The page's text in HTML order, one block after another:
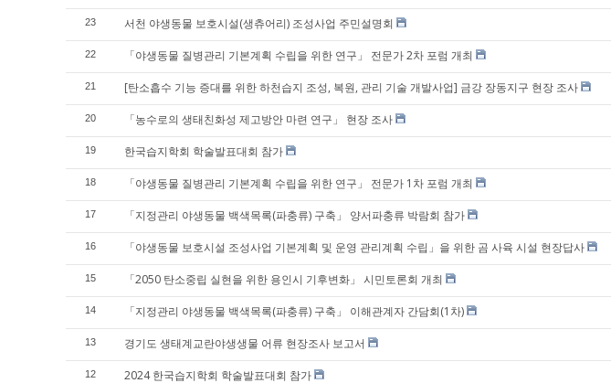
23 서천 야생동물 보호시설(생츄어리) 조성사업 주민설명회
22 「야생동물 질병관리 기본계획 수립을 위한 연구」 전문가 2차 포럼 개최
21 [탄소흡수 기능 증대를 위한 하천습지 조성, 복원, 관리 기술 개발사업] 금강 장동지구 현장 조사
20 「농수로의 생태친화성 제고방안 마련 연구」 현장 조사
19 한국습지학회 학술발표대회 참가
18 「야생동물 질병관리 기본계획 수립을 위한 연구」 전문가 1차 포럼 개최
17 「지정관리 야생동물 백색목록(파충류) 구축」 양서파충류 박람회 참가
16 「야생동물 보호시설 조성사업 기본계획 및 운영 관리계획 수립」을 위한 곰 사육 시설 현장답사
15 「2050 탄소중립 실현을 위한 용인시 기후변화」 시민토론회 개최
14 「지정관리 야생동물 백색목록(파충류) 구축」 이해관계자 간담회(1차)
13 경기도 생태계교란야생생물 어류 현장조사 보고서
12 2024 한국습지학회 학술발표대회 참가